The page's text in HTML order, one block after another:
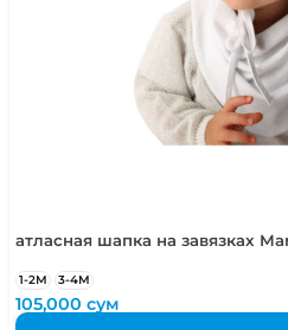
атласная шапка на завязках
1-2М 3-4М
105,000сум